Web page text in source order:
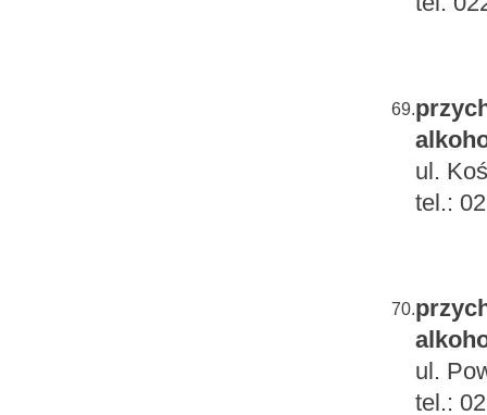
69.
ul.
tel.:
70.
ul.
tel.: